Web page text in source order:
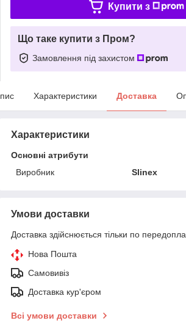
Купити з
Що таке купити з Пром?
Замовлення під захистом
Характеристики Доставка
Характеристики
Основні атрибути
Виробник
Slinex
Умови доставки
Доставка здійснюється тільки по
Нова Пошта
Самовивіз
Доставка кур'єром
Всі умови доставки